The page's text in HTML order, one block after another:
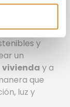
con una
. Para ello,
y
un
vivienda y a
que
luz y